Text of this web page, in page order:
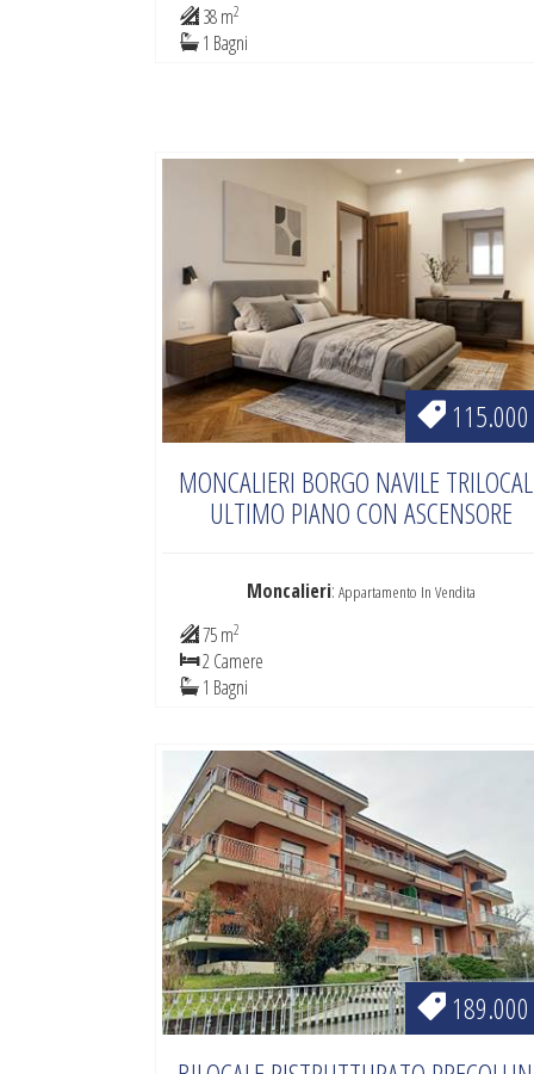
38 m2
1 Bagni
MONCALIERI BORGO NAVILE
ULTIMO PIANO CON ASCENSORE
Moncalieri: Appartamento In Vendita
75 m2
2 Camere
1 Bagni